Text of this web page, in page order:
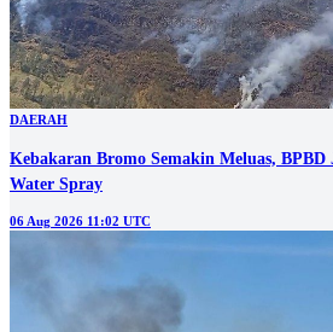
DAERAH
Kebakaran Bromo Semakin Meluas,
Water Spray
06 Aug 2026 11:02 UTC